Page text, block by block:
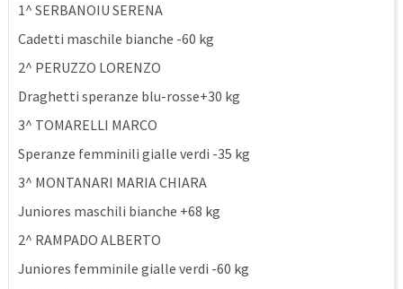
1^ SERBANOIU SERENA
Cadetti maschile bianche -60 kg
2^ PERUZZO LORENZO
Draghetti speranze blu-rosse+30 kg
3^ TOMARELLI MARCO
Speranze femminili gialle verdi -35 kg
3^ MONTANARI MARIA CHIARA
Juniores maschili bianche +68 kg
2^ RAMPADO ALBERTO
Juniores femminile gialle verdi -60 kg